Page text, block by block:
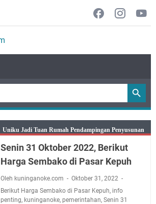
Sudahkah Kita Merdeka Dari Hawa Nafsu?
Info Sembako di Pasar Kepuh Kuningan Kamis 6
Agenda Kegiatan Bupati Kuningan Kamis 6 Agustus
2026 Ada Tiga Acara
Kamis 6 Agustus 2026 Mobil Samling Ada di Alun-alun
Senin 31 Oktober 2022, Berikut
Harga Sembako di Pasar Kepuh
Oleh kuninganoke.com
Oktober 31, 2022
Berikut Harga Sembako di Pasar Kepuh, info
penting, kuninganoke, pemerintahan, Senin 31